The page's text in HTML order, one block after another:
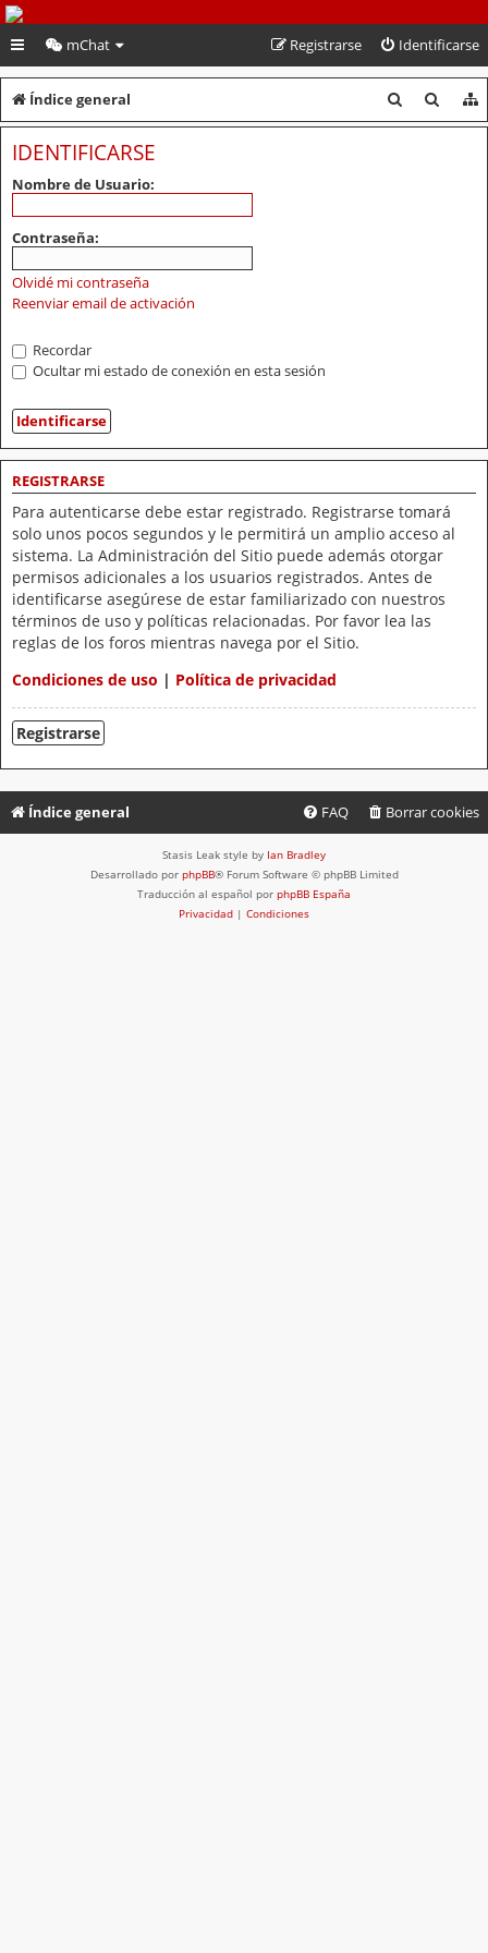
PeruVoley.com
mChat Identificarse
Registrarse
Índice general
u
u
IDENTIFICARSE
Nombre de Usuario:
Contraseña:
Olvidé mi contraseña
Reenviar email de activación
Recordar
Ocultar mi estado de conexión en esta sesión
REGISTRARSE
Para autenticarse debe estar registrado. Registrarse tomará
solo unos pocos segundos y le permitirá un amplio acceso al
sistema. La Administración del Sitio puede además otorgar
permisos adicionales a los usuarios registrados. Antes de
identificarse asegúrese de estar familiarizado con nuestros
términos de uso y políticas relacionadas. Por favor lea las
reglas de los foros mientras navega por el Sitio.
Condiciones de uso | Política de privacidad
Registrarse
Índice general Borrar cookies
FAQ
Stasis Leak style by Ian Bradley
Desarrollado por phpBB® Forum Software © phpBB Limited
Traducción al español por phpBB España
Privacidad | Condiciones